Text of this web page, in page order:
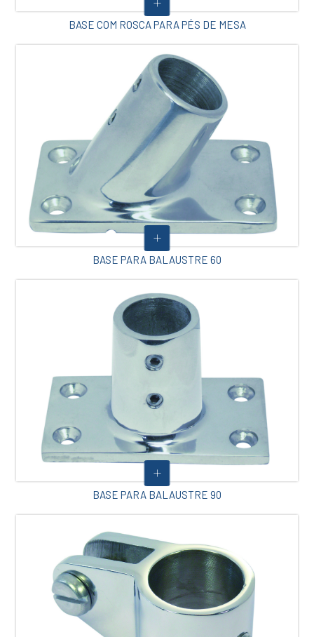
BASE COM ROSCA PARA PÉS DE MESA
BASE PARA BALAUSTRE 60
BASE PARA BALAUSTRE 90